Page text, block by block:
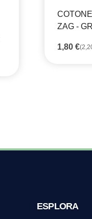
ZAG -
1,80 €(
ESPLORA